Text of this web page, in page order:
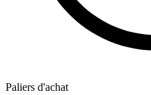
Paliers d'achat